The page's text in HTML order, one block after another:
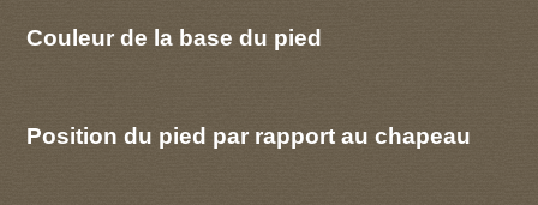
Couleur de la base du pied
Position du pied par rapport au chapeau